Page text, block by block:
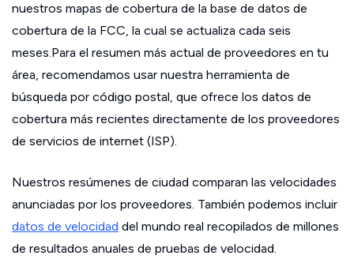
nuestros mapas de cobertura de la base de datos de
cobertura de la FCC, la cual se actualiza cada seis
meses.Para el resumen más actual de proveedores en tu
área, recomendamos usar nuestra herramienta de
búsqueda por código postal, que ofrece los datos de
cobertura más recientes directamente de los proveedores
de servicios de internet (ISP).
Nuestros resúmenes de ciudad comparan las velocidades
anunciadas por los proveedores. También podemos incluir
datos de velocidad del mundo real recopilados de millones
de resultados anuales de pruebas de velocidad.